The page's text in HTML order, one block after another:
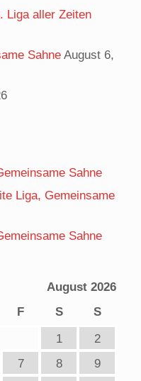
Liga aller Zeiten
Sahne August 6,
Sahne
Liga, Gemeinsame
Sahne
August 2026
F S
S
1
2
7 8
9